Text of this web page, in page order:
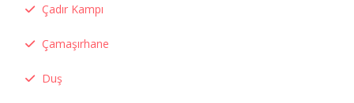
Çadır Kampı
Çamaşırhane
Duş